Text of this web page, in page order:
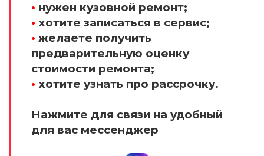
• нужен кузовной ремонт;
• хотите записаться в сервис;
• желаете получить
предварительную оценку
стоимости ремонта;
• хотите узнать про рассрочку.
Нажмите для связи на удобный
для вас мессенджер